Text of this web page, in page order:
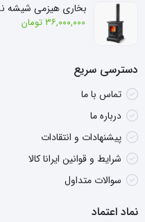
بود.
بخاری هیزمی شیشه
۳۶,۰۰۰,۰۰۰تومان
دسترسی سریع
تماس با ما
درباره ما
پیشنهادات و انتقادات
شرایط و قوانین ایرانا کالا
سوالات متداول
نماد اعتماد